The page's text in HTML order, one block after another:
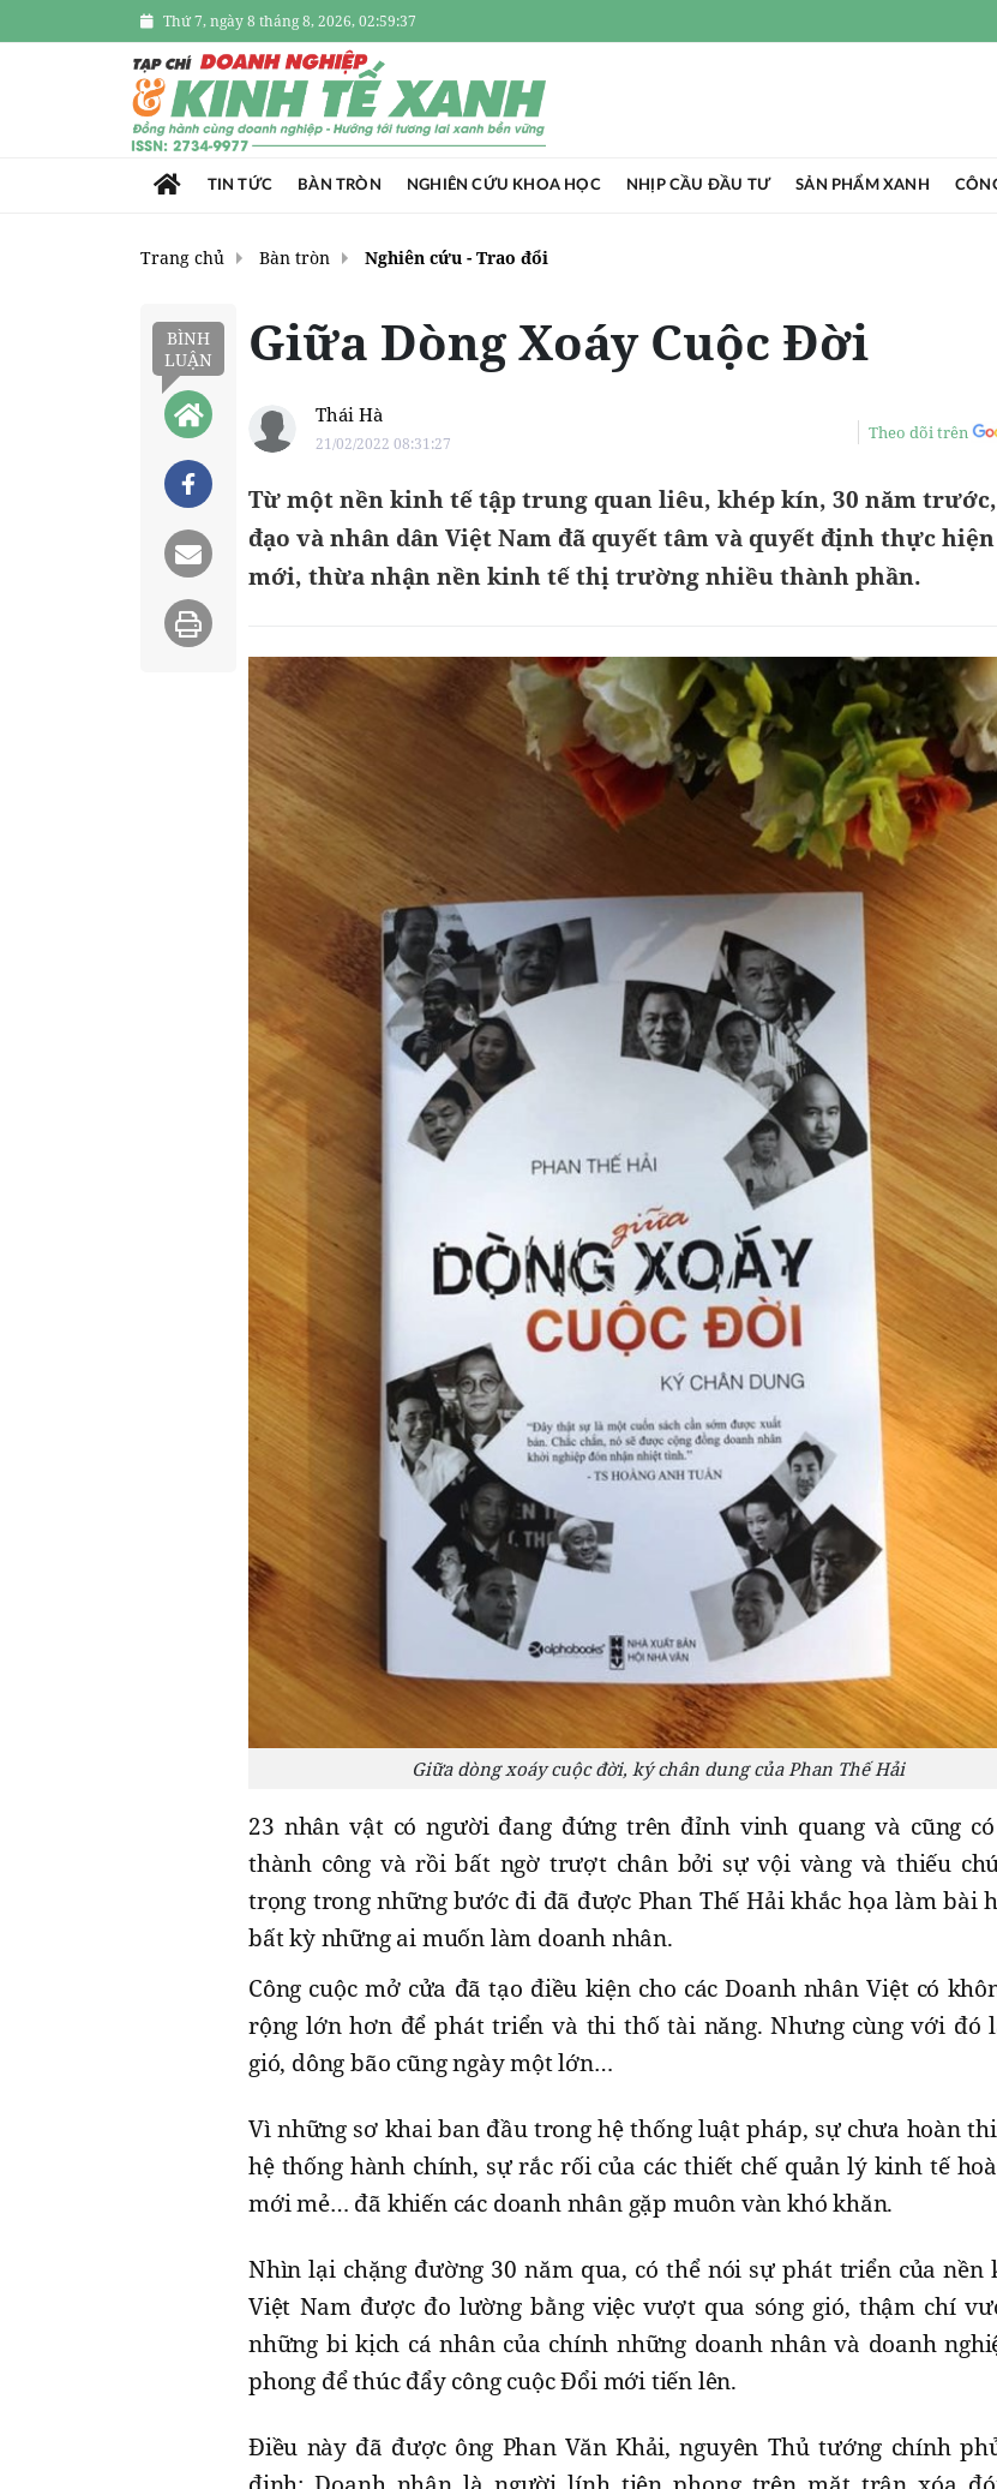
Thứ 7, ngày 8 tháng 8, 2026, 02:59:39
TIN TỨC BÀN TRÒN NGHIÊN CỨU KHOA HỌC NHỊP CẦU ĐẦU TƯ SẢN PHẨM XANH
Trang chủ Bàn tròn Nghiên cứu - Trao đổi
BÌNH
LUẬN
Giữa Dòng Xoáy Cuộc Đời
Thái Hà
21/02/2022 08:31:27
Theo dõi trên
Từ một nền kinh tế tập trung quan liêu, khép kín, 30 năm
đạo và nhân dân Việt Nam đã quyết tâm và quyết định thực
mới, thừa nhận nền kinh tế thị trường nhiều thành phần.
Giữa dòng xoáy cuộc đời, ký chân dung của Phan Thế Hải
23 nhân vật có người đang đứng trên đỉnh vinh quang và cũng
thành công và rồi bất ngờ trượt chân bởi sự vội vàng và thiếu
trọng trong những bước đi đã được Phan Thế Hải khắc họa làm bài
bất kỳ những ai muốn làm doanh nhân.
Công cuộc mở cửa đã tạo điều kiện cho các Doanh nhân Việt có
rộng lớn hơn để phát triển và thi thố tài năng. Nhưng cùng với đó
gió, dông bão cũng ngày một lớn…
Vì những sơ khai ban đầu trong hệ thống luật pháp, sự chưa hoàn
hệ thống hành chính, sự rắc rối của các thiết chế quản lý kinh tế
mới mẻ… đã khiến các doanh nhân gặp muôn vàn khó khăn.
Nhìn lại chặng đường 30 năm qua, có thể nói sự phát triển của nền
Việt Nam được đo lường bằng việc vượt qua sóng gió, thậm chí
những bi kịch cá nhân của chính những doanh nhân và doanh
phong để thúc đẩy công cuộc Đổi mới tiến lên.
Điều này đã được ông Phan Văn Khải, nguyên Thủ tướng chính